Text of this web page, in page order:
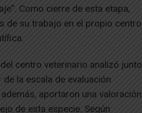
Como cierre de esta etapa,
de su trabajo en el propio centro
centro veterinario analizó junto
la escala de evaluación
aportaron una valoración
de esta especie. Según